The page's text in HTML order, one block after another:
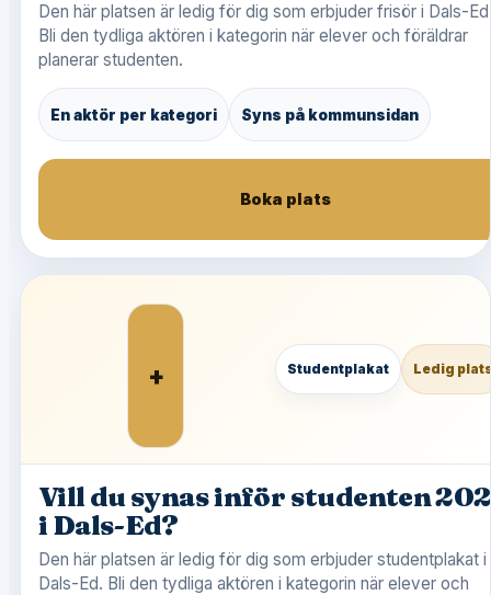
Den här platsen är ledig för dig som erbjuder frisör i Dals-
Bli den tydliga aktören i kategorin när elever och föräldrar
planerar studenten.
En aktör per kategori Syns på kommunsidan
Boka plats
+ Studentplakat Ledig
Vill du synas inför studenten
i Dals-Ed?
Den här platsen är ledig för dig som erbjuder studentplakat i
Dals-Ed. Bli den tydliga aktören i kategorin när elever och